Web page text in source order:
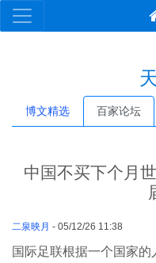
博文精选 百家论坛
中国不买下个月
二泉映月 - 05/12/26 11:38
国际足联根据一个国家